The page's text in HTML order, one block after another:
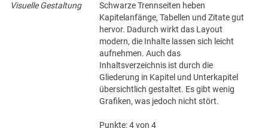
Visuelle Gestaltung
Schwarze Trennseiten heben
Kapitelanfänge, Tabellen und Zitate gut
hervor. Dadurch wirkt das Layout
modern, die Inhalte lassen sich leicht
aufnehmen. Auch das
Inhaltsverzeichnis ist durch die
Gliederung in Kapitel und Unterkapitel
übersichtlich gestaltet. Es gibt wenig
Grafiken, was jedoch nicht stört.
Punkte: 4 von 4